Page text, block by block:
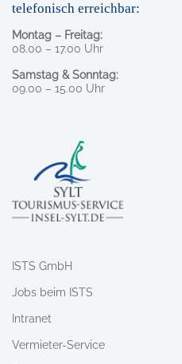
telefonisch erreichbar:
Montag – Freitag:
08.00 – 17.00 Uhr
Samstag & Sonntag:
09.00 – 15.00 Uhr
ISTS GmbH
Jobs beim ISTS
Intranet
Vermieter-Service